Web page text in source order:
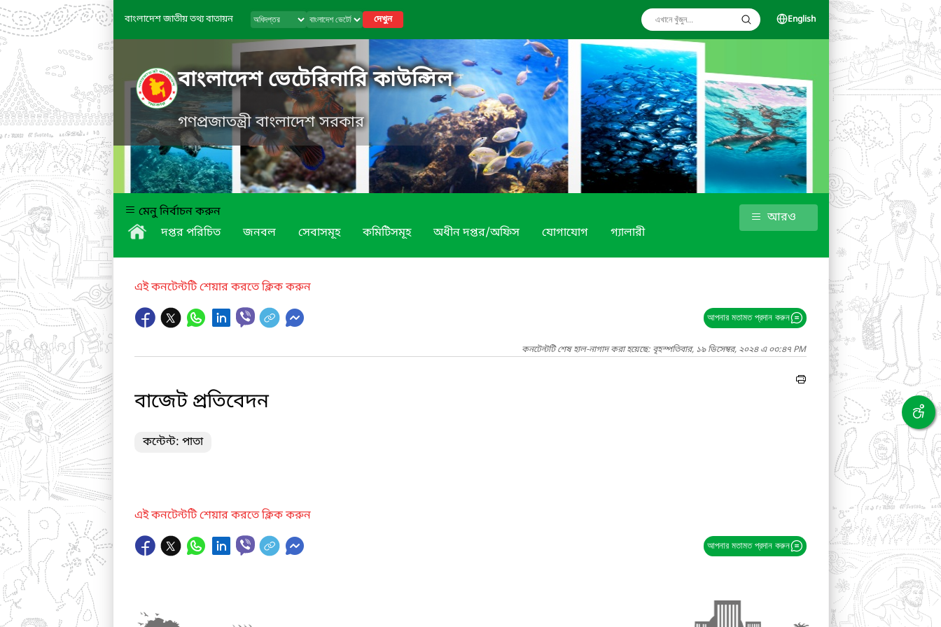
বাংলাদেশ জাতীয় তথ্য বাতায়ন দেখুন English
বাংলাদেশ ভেটেরিনারি কাউন্সিল
গণপ্রজাতন্ত্রী বাংলাদেশ সরকার
মেনু নির্বাচন করুন
দপ্তর পরিচিত
জনবল সেবাসমূহ কমিটিসমূহ অধীন দপ্তর/অফিস যোগাযোগ গ্যালারী
আরও
এই কনটেন্টটি শেয়ার করতে ক্লিক করুন
আপনার মতামত প্রদান করুন
কনটেন্টটি শেষ হাল-নাগাদ করা হয়েছে: বৃহস্পতিবার, ১৯ ডিসেম্বর, ২০২৪ এ ০৩:৪৭ PM
বাজেট প্রতিবেদন
কন্টেন্ট: পাতা
এই কনটেন্টটি শেয়ার করতে ক্লিক করুন
আপনার মতামত প্রদান করুন